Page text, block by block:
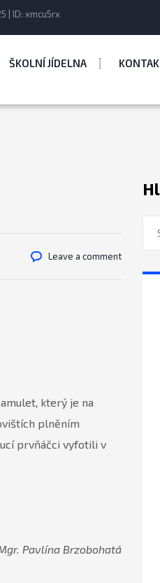
| ID: xmcu5rx
ŠKOLNÍ JÍDELNA
Leave a comment
který je na
plněním
prvňáčci vyfotili v
Pavlína Brzobohatá